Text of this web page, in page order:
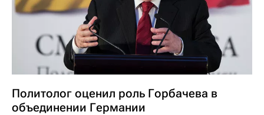
Политолог оценил роль Горбачева в
объединении Германии